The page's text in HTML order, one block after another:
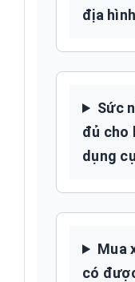
địa
Sức
đủ cho
dụng
Mua
có